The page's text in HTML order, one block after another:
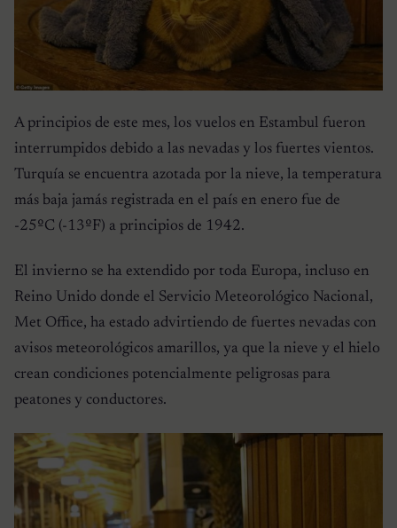
A principios de este mes, los vuelos en Estambul fueron
interrumpidos debido a las nevadas y los fuertes vientos.
Turquía se encuentra azotada por la nieve, la temperatura
más baja jamás registrada en el país en enero fue de
-25ºC (-13ºF) a principios de 1942.
El invierno se ha extendido por toda Europa, incluso en
Reino Unido donde el Servicio Meteorológico Nacional,
Met Office, ha estado advirtiendo de fuertes nevadas con
avisos meteorológicos amarillos, ya que la nieve y el hielo
crean condiciones potencialmente peligrosas para
peatones y conductores.